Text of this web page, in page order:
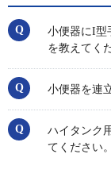
小便器にI型
を教えてく
小便器を連
ハイタンク
てください。